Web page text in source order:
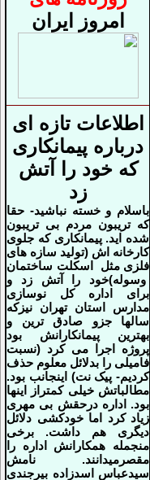
امروز ایران
اطلاعات تازه ای
درباره پیمانکاری
که خود را آتش
زد
باسلام و خسته نباشید- حقا
که تریبون مردم بی تریبون
شده اید. پیمانکاری که جلوی
کارخانه اش (تولید سازه های
فلزی مثل اسکلت ساختمان
وسوله)خود را آتش زد و
برای
اداره کل نوسازی
مدارس استان تهران نیزکه
سالها جزو صادق ترین و
بهترین
پیمانکارانش بود
پروژه اجرا می کرد (نسبت
فامیلی را بدلائل معلوم حذف
کردیم- پیک نت) اینجانب بود.
مطالباتش خیلی کمتراز اینها
بود. اداره درحقش بی مهری
زیاد کرد اما خودکشی دلائل
دیگری هم داشت. برخی
منجمله همکارانش اداره را
مقصرمیدانند. نامش
سیدعباس اسدزاده بیرجندی